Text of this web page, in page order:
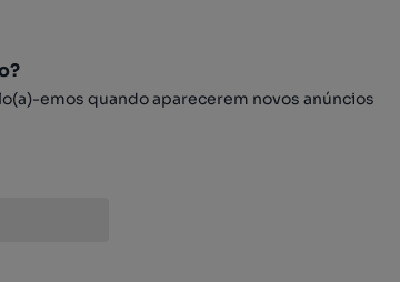
emos quando aparecerem novos anúncios